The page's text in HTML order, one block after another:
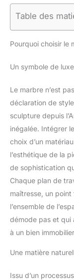
Table des
Pourquoi choisir le
Un symbole de
Le marbre n’est
déclaration de
sculpture depuis
inégalée. Intégrer
choix d’un
l’esthétique de la
de sophistication
Chaque plan de
maîtresse, un
l’ensemble de
démode pas et qui
à un bien
Une matière
Issu d’un